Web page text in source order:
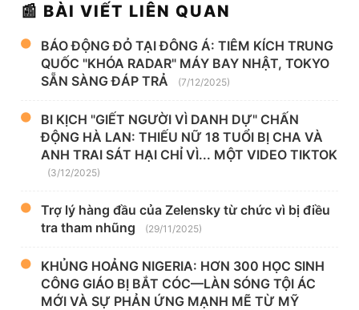
📰 BÀI VIẾT LIÊN QUAN
BÁO ĐỘNG ĐỎ TẠI ĐÔNG Á: TIÊM KÍCH TRUNG
QUỐC "KHÓA RADAR" MÁY BAY NHẬT, TOKYO
SẴN SÀNG ĐÁP TRẢ
(7/12/2025)
BI KỊCH "GIẾT NGƯỜI VÌ DANH DỰ" CHẤN
ĐỘNG HÀ LAN: THIẾU NỮ 18 TUỔI BỊ CHA VÀ
ANH TRAI SÁT HẠI CHỈ VÌ... MỘT VIDEO TIKTOK
(3/12/2025)
Trợ lý hàng đầu của Zelensky từ chức vì bị điều
tra tham nhũng
(29/11/2025)
KHỦNG HOẢNG NIGERIA: HƠN 300 HỌC SINH
CÔNG GIÁO BỊ BẮT CÓC—LÀN SÓNG TỘI ÁC
MỚI VÀ SỰ PHẢN ỨNG MẠNH MẼ TỪ MỸ